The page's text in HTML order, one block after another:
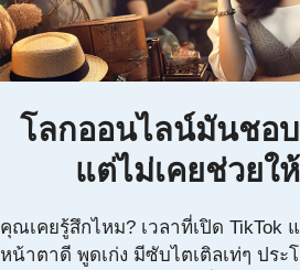
โลกออนไลน์มันชอ
แต่ไม่เคยช่วยใ
คุณเคยรู้สึกไหม? เวลาที่เปิด TikTok
หน้าตาดี พูดเก่ง มีซับไตเติลเท่ๆ ปร